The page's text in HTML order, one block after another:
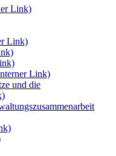
Link)
Link)
Link)
und die